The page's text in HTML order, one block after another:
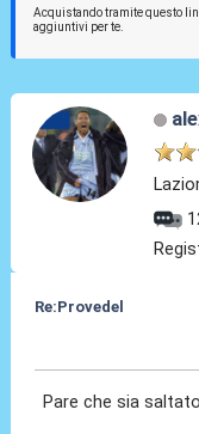
Acquistando tramite questo
aggiuntivi per te.
Re:Provedel
Pare che sia